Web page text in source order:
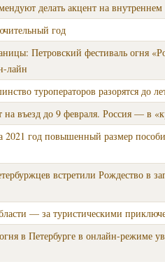
делать акцент на
год
Петровский фестиваль огня
лайн
туроператоров разорятся до
въезд до 9 февраля. Россия — в
2021 год повышенный размер
встретили Рождество в
— за туристическими
в Петербурге в онлайн-режиме